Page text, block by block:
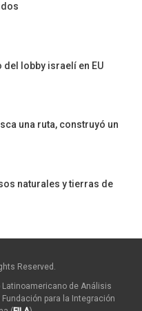
lobby israelí en EU
una ruta, construyó un
naturales y tierras de
Reserved.
Latinoamericano de Análisis
para la Integración